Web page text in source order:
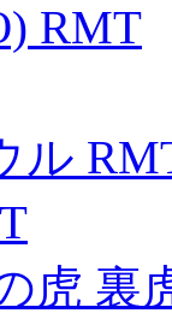
RMT
ル
虎 裏